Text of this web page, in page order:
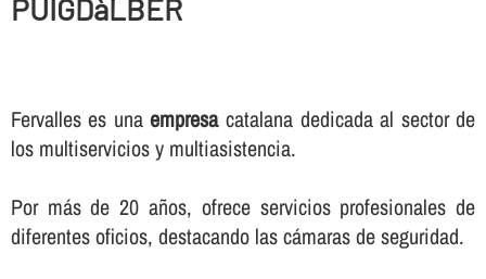
PUIGDàLBER
Fervalles es unaempresacatalana dedicada al sector de
los multiservicios y multiasistencia.
Por más de 20 años, ofrece servicios profesionales de
diferentes oficios, destacando las cámaras de seguridad.